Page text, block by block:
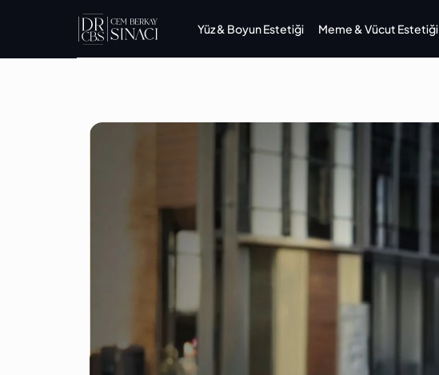
Yüz & Boyun Estetiği Meme & Vücut Estetiği